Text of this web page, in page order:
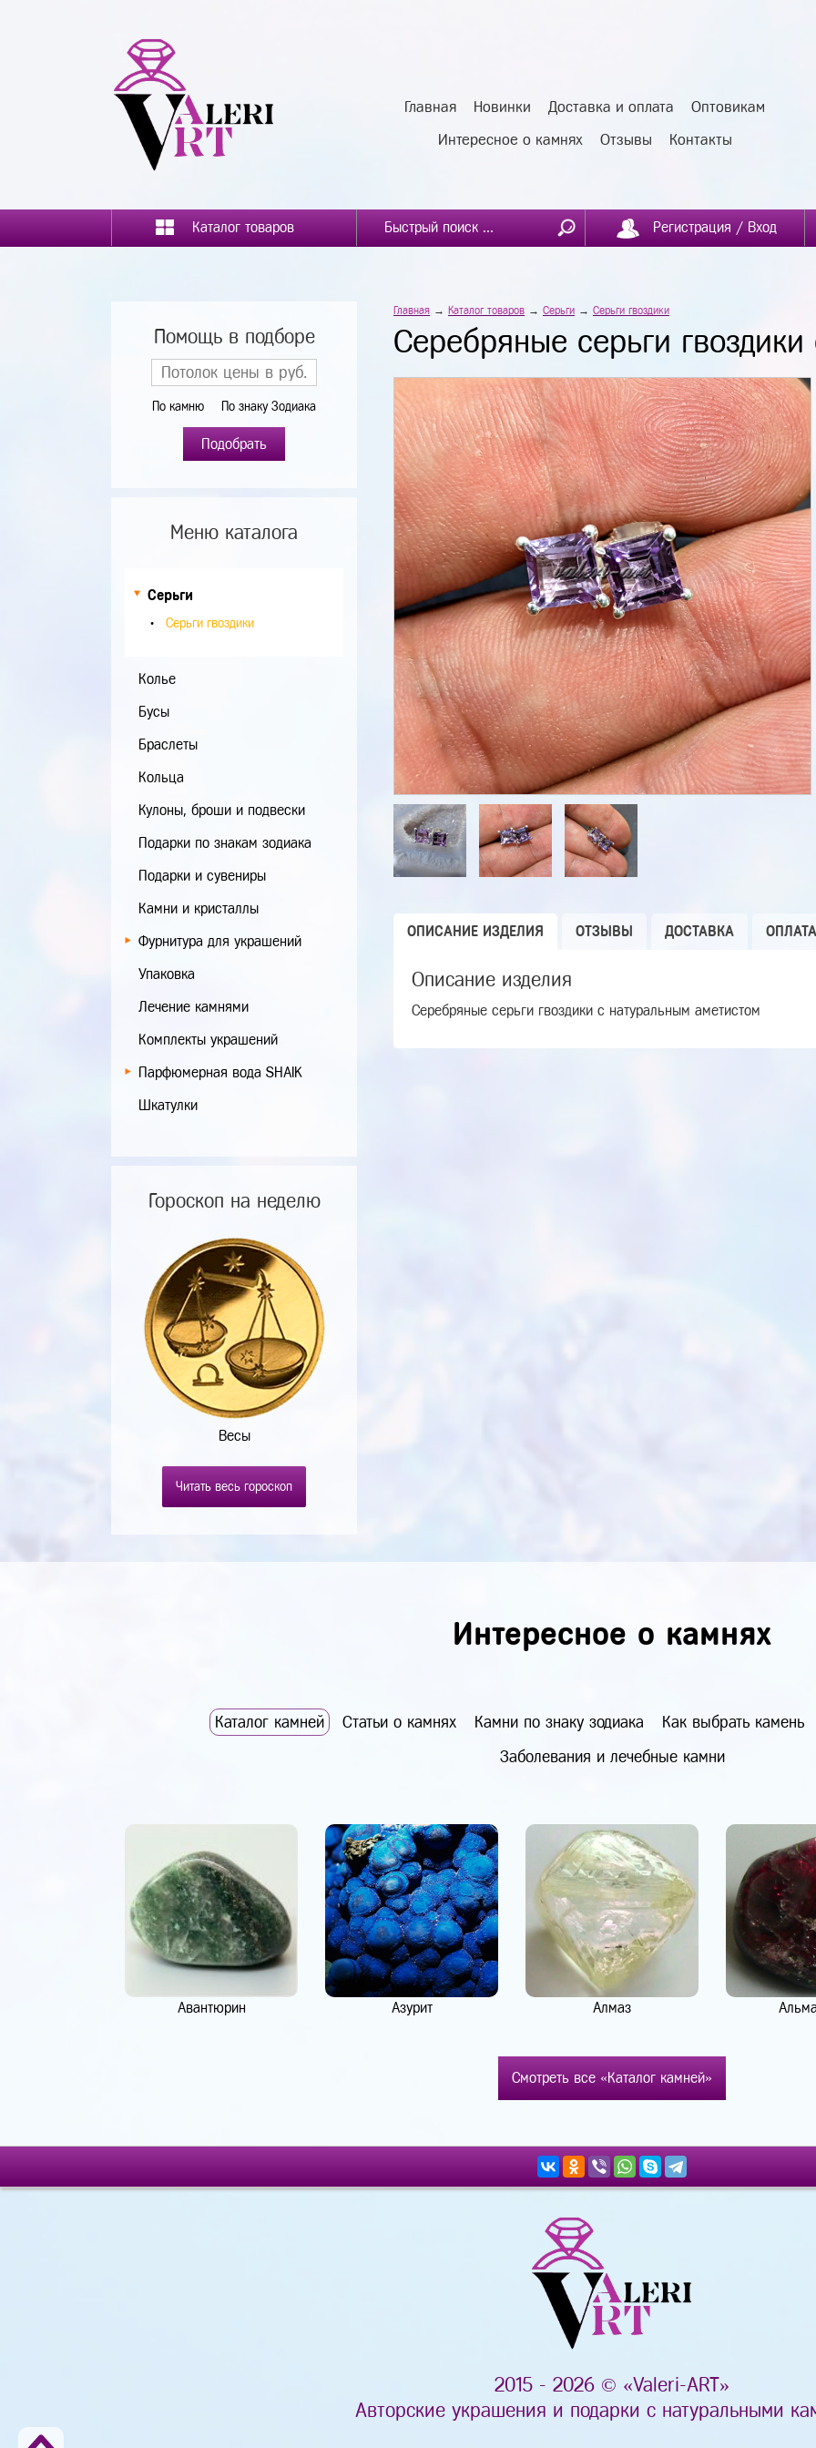
Главная Новинки Доставка и оплата Оптовикам
Интересное о камнях Отзывы Контакты
Каталог товаров Регистрация / Вход
Помощь в подборе
По камню По знаку Зодиака
Подобрать
Меню каталога
Серьги
Серьги гвоздики
Колье
Бусы
Браслеты
Кольца
Кулоны, броши и подвески
Подарки по знакам зодиака
Подарки и сувениры
Камни и кристаллы
Фурнитура для украшений
Упаковка
Лечение камнями
Комплекты украшений
Парфюмерная вода SHAIK
Шкатулки
Гороскоп на неделю
Весы
Читать весь гороскоп
Главная → Каталог товаров → Серьги → Серьги гвоздики
Серебряные серьги гвоздики
ОПИСАНИЕ ИЗДЕЛИЯ ОТЗЫВЫ ДОСТАВКА ОПЛАТА
Описание изделия
Серебряные серьги гвоздики с натуральным аметистом
Интересное о камнях
Каталог камней Статьи о камнях Камни по знаку зодиака Как выбрать камень
Заболевания и лечебные камни
Авантюрин Азурит Алмаз
Смотреть все «Каталог камней»
2015 - 2026 © «Valeri-ART»
Авторские украшения и подарки с натуральными